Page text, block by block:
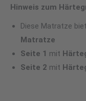
Hinweis zum
Diese Matratze
Matratze
Seite 1 mit
Seite 2 mit